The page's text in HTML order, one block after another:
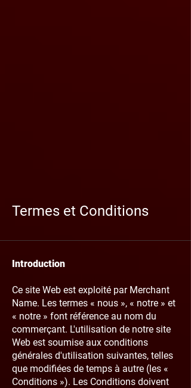
Termes et Conditions
Introduction
Ce site Web est exploité par Merchant
Name. Les termes « nous », « notre » et
« notre » font référence au nom du
commerçant. L'utilisation de notre site
Web est soumise aux conditions
générales d'utilisation suivantes, telles
que modifiées de temps à autre (les «
Conditions »). Les Conditions doivent